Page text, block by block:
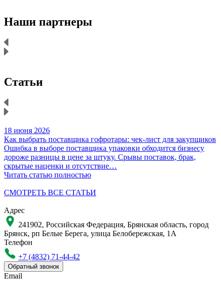
Наши партнеры
Статьи
18 июня 2026
Как выбрать поставщика гофротары: чек-лист для закупщиков
Ошибка в выборе поставщика упаковки обходится бизнесу
дороже разницы в цене за штуку. Срывы поставок, брак,
скрытые наценки и отсутствие…
Читать статью полностью
СМОТРЕТЬ ВСЕ СТАТЬИ
Адрес
241902, Российская Федерация, Брянская область, город
Брянск, рп Белые Берега, улица Белобережская, 1А
Телефон
+7 (4832) 71-44-42
Обратный звонок
Email